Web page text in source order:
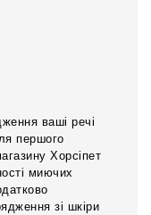
ваші речі
першого
Хорсіпет
миючих
зі шкіри